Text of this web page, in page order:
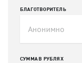
БЛАГОТВОРИТЕЛЬ
СУММА В РУБЛЯХ